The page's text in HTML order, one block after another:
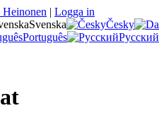
| Logga in
Svenska Česky
Português Русский